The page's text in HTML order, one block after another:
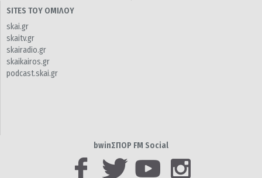
SITES ΤΟΥ ΟΜΙΛΟΥ
skai.gr
skaitv.gr
skairadio.gr
skaikairos.gr
podcast.skai.gr
bwinΣΠΟΡ FM Social